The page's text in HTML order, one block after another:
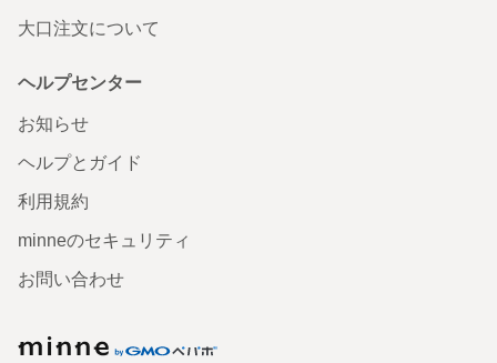
大口注文について
ヘルプセンター
お知らせ
ヘルプとガイド
利用規約
minneのセキュリティ
お問い合わせ